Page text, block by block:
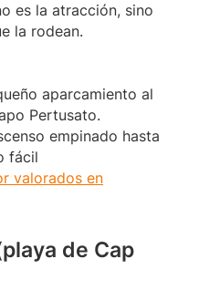
es la atracción, sino
la rodean.
aparcamiento al
Pertusato.
empinado hasta
fácil
valorados en
de Cap